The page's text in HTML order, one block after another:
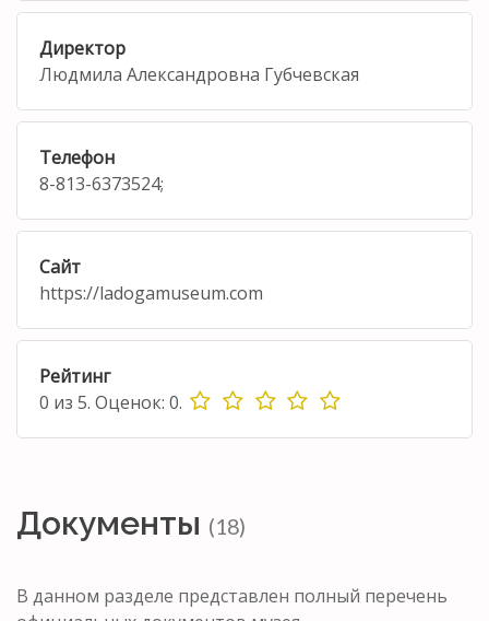
Директор
Людмила Александровна Губчевская
Телефон
8-813-6373524;
Сайт
https://ladogamuseum.com
Рейтинг
0 из 5. Оценок: 0.
Документы (18)
В данном разделе представлен полный перечень